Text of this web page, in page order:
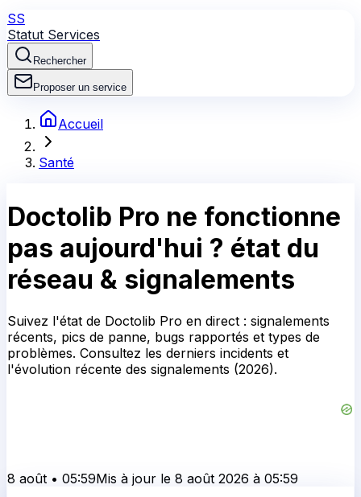
SS
Statut Services
Rechercher
Proposer un service
Accueil
Santé
Doctolib Pro ne fonctionne
pas aujourd'hui ? état du
réseau & signalements
Suivez l'état de Doctolib Pro en direct : signalements
récents, pics de panne, bugs rapportés et types de
problèmes. Consultez les derniers incidents et
l'évolution récente des signalements (2026).
8 août • 05:59Mis à jour le 8 août 2026 à 05:59